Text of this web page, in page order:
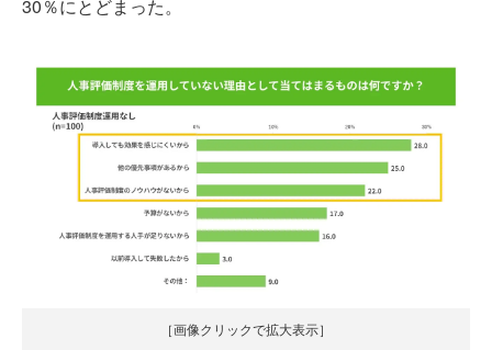
30％にとどまった。
［画像クリックで拡大表示］